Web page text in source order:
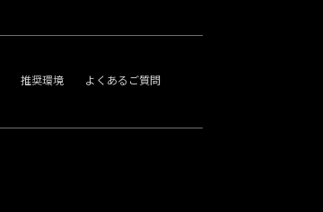
推奨環境 よくあるご質問